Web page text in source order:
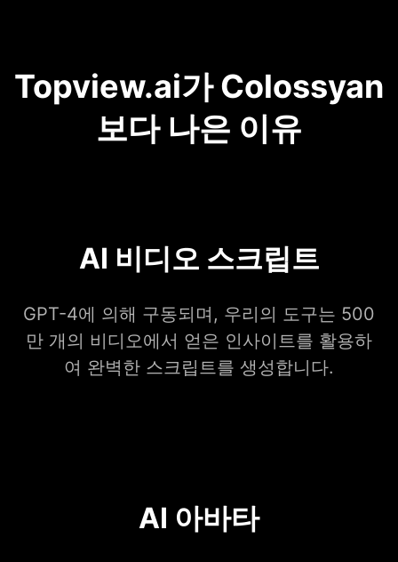
Topview.ai가 Colossyan
보다 나은 이유
AI 비디오 스크립트
GPT-4에 의해 구동되며, 우리의 도구는 500
만 개의 비디오에서 얻은 인사이트를 활용하
여 완벽한 스크립트를 생성합니다.
AI 아바타